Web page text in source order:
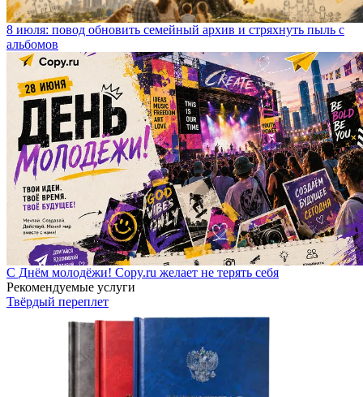
8 июля: повод обновить семейный архив и стряхнуть пыль с
альбомов
С Днём молодёжи! Copy.ru желает не терять себя
Рекомендуемые услуги
Твёрдый переплет